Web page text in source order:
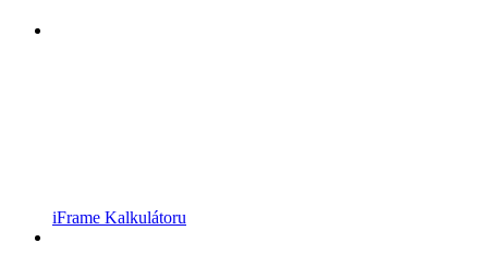
iFrame Kalkulátoru